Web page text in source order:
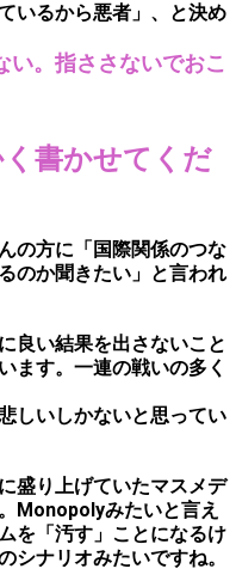
いるから悪者」、と決め
い。指ささないでおこ
書かせてくだ
の方に「国際関係のつな
のか聞きたい」と言われ
良い結果を出さないこと
ます。一連の戦いの多く
しいしかないと思ってい
盛り上げていたマスメデ
Monopolyみたいと言え
を「汚す」ことになるけ
シナリオみたいですね。